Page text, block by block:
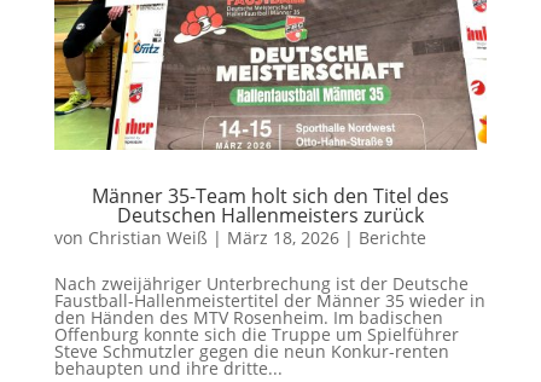
Männer 35-Team holt sich den Titel des
Deutschen Hallenmeisters zurück
von Christian Weiß | März 18, 2026| Berichte
Nach zweijähriger Unterbrechung ist der Deutsche
Faustball-Hallenmeistertitel der Männer 35 wieder in
den Händen des MTV Rosenheim. Im badischen
Offenburg konnte sich die Truppe um Spielführer
Steve Schmutzler gegen die neun Konkur-renten
behaupten und ihre dritte...